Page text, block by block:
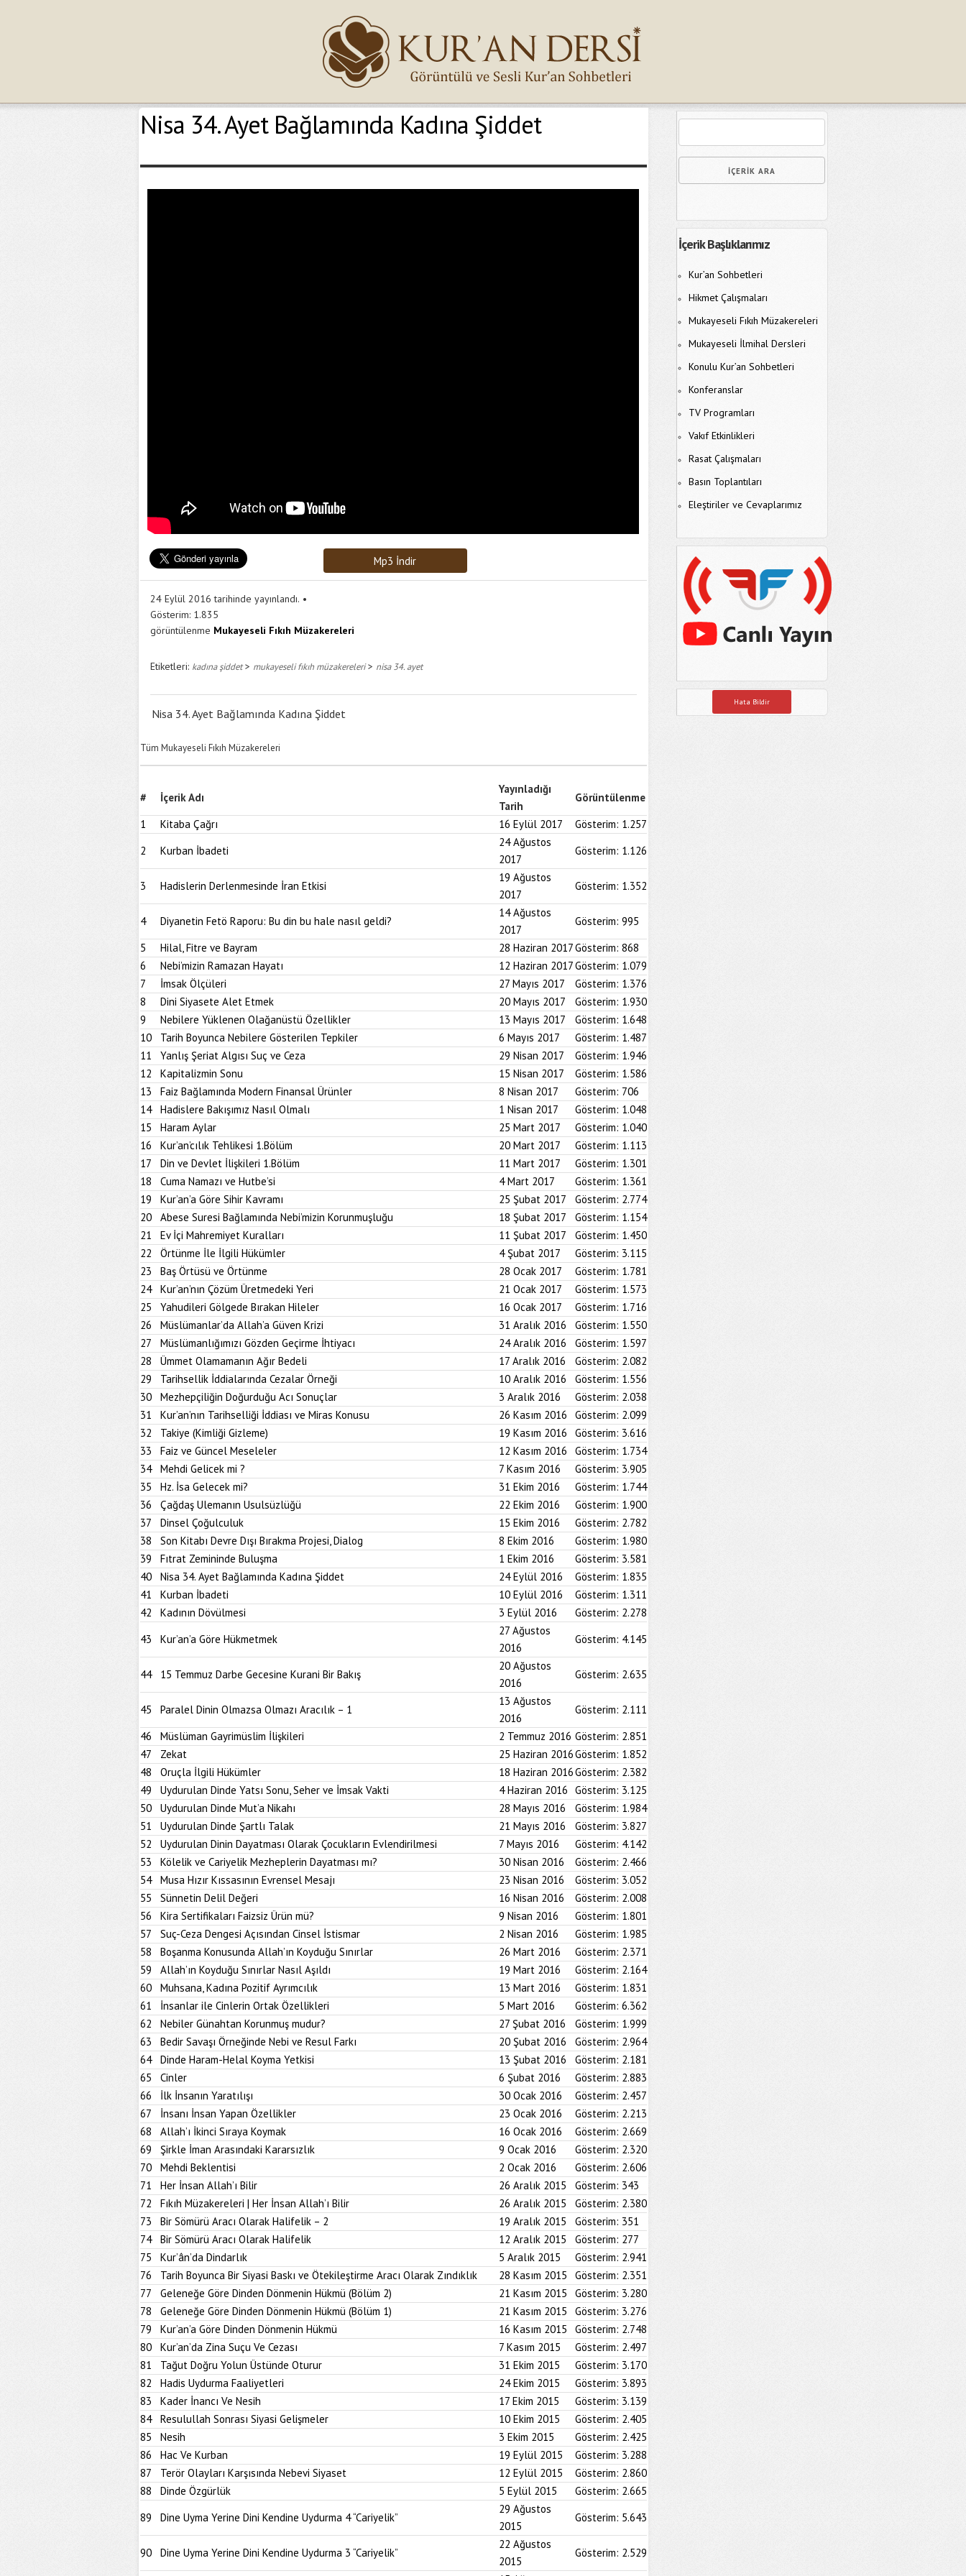
Nisa 34. Ayet Bağlamında Kadına Şiddet
Mp3 İndir
24 Eylül 2016 tarihinde yayınlandı.
Gösterim: 1.835
görüntülenme Mukayeseli Fıkıh Müzakereleri
Etiketleri: kadına şiddet> mukayeseli fıkıh müzakereleri> nisa 34. ayet
Nisa 34. Ayet Bağlamında Kadına Şiddet
Tüm Mukayeseli Fıkıh Müzakereleri
# İçerik Adı
Yayınladığı
Tarih
Görüntülenme
1
Kitaba Çağrı 16 Eylül 2017 Gösterim: 1.257
2
Kurban İbadeti
24 Ağustos
2017
Gösterim: 1.126
3 Hadislerin Derlenmesinde İran Etkisi
19 Ağustos
2017
Gösterim: 1.352
4 Diyanetin Fetö Raporu: Bu din bu hale nasıl geldi?
14 Ağustos
2017
Gösterim: 995
5
Hilal, Fitre ve Bayram 28 Haziran 2017Gösterim: 868
6
Nebi’mizin Ramazan Hayatı 12 Haziran 2017Gösterim: 1.079
7
İmsak Ölçüleri 27 Mayıs 2017 Gösterim: 1.376
8
Dini Siyasete Alet Etmek 20 Mayıs 2017 Gösterim: 1.930
9
Nebilere Yüklenen Olağanüstü Özellikler 13 Mayıs 2017 Gösterim: 1.648
10
Tarih Boyunca Nebilere Gösterilen Tepkiler 6 Mayıs 2017 Gösterim: 1.487
11
Yanlış Şeriat Algısı Suç ve Ceza 29 Nisan 2017 Gösterim: 1.946
12
Kapitalizmin Sonu 15 Nisan 2017 Gösterim: 1.586
13
Faiz Bağlamında Modern Finansal Ürünler 8 Nisan 2017 Gösterim: 706
14
Hadislere Bakışımız Nasıl Olmalı 1 Nisan 2017 Gösterim: 1.048
15
Haram Aylar 25 Mart 2017 Gösterim: 1.040
16
Kur’an’cılık Tehlikesi 1.Bölüm 20 Mart 2017 Gösterim: 1.113
17
Din ve Devlet İlişkileri 1.Bölüm 11 Mart 2017 Gösterim: 1.301
18
Cuma Namazı ve Hutbe’si 4 Mart 2017 Gösterim: 1.361
19
Kur’an’a Göre Sihir Kavramı 25 Şubat 2017 Gösterim: 2.774
20
Abese Suresi Bağlamında Nebi’mizin Korunmuşluğu 18 Şubat 2017 Gösterim: 1.154
21
Ev İçi Mahremiyet Kuralları 11 Şubat 2017 Gösterim: 1.450
22
Örtünme İle İlgili Hükümler 4 Şubat 2017 Gösterim: 3.115
23
Baş Örtüsü ve Örtünme 28 Ocak 2017 Gösterim: 1.781
24
Kur’an’nın Çözüm Üretmedeki Yeri 21 Ocak 2017 Gösterim: 1.573
25
Yahudileri Gölgede Bırakan Hileler 16 Ocak 2017 Gösterim: 1.716
26
Müslümanlar’da Allah’a Güven Krizi 31 Aralık 2016 Gösterim: 1.550
27
Müslümanlığımızı Gözden Geçirme İhtiyacı 24 Aralık 2016 Gösterim: 1.597
28
Ümmet Olamamanın Ağır Bedeli 17 Aralık 2016 Gösterim: 2.082
29
Tarihsellik İddialarında Cezalar Örneği 10 Aralık 2016 Gösterim: 1.556
30
Mezhepçiliğin Doğurduğu Acı Sonuçlar 3 Aralık 2016 Gösterim: 2.038
31
Kur’an’nın Tarihselliği İddiası ve Miras Konusu 26 Kasım 2016 Gösterim: 2.099
32
Takiye (Kimliği Gizleme) 19 Kasım 2016 Gösterim: 3.616
33
Faiz ve Güncel Meseleler 12 Kasım 2016 Gösterim: 1.734
34
Mehdi Gelicek mi ? 7 Kasım 2016 Gösterim: 3.905
35
Hz. İsa Gelecek mi? 31 Ekim 2016 Gösterim: 1.744
36
Çağdaş Ulemanın Usulsüzlüğü 22 Ekim 2016 Gösterim: 1.900
37
Dinsel Çoğulculuk 15 Ekim 2016 Gösterim: 2.782
38
Son Kitabı Devre Dışı Bırakma Projesi, Dialog 8 Ekim 2016 Gösterim: 1.980
39
Fıtrat Zemininde Buluşma 1 Ekim 2016 Gösterim: 3.581
40
Nisa 34. Ayet Bağlamında Kadına Şiddet 24 Eylül 2016 Gösterim: 1.835
41
Kurban İbadeti 10 Eylül 2016 Gösterim: 1.311
42
Kadının Dövülmesi 3 Eylül 2016 Gösterim: 2.278
43
Kur’an’a Göre Hükmetmek
27 Ağustos
2016
Gösterim: 4.145
44 15 Temmuz Darbe Gecesine Kurani Bir Bakış
20 Ağustos
2016
Gösterim: 2.635
45 Paralel Dinin Olmazsa Olmazı Aracılık – 1
13 Ağustos
2016
Gösterim: 2.111
46
Müslüman Gayrimüslim İlişkileri 2 Temmuz 2016 Gösterim: 2.851
47
Zekat 25 Haziran 2016Gösterim: 1.852
48
Oruçla İlgili Hükümler 18 Haziran 2016Gösterim: 2.382
49
Uydurulan Dinde Yatsı Sonu, Seher ve İmsak Vakti 4 Haziran 2016 Gösterim: 3.125
50
Uydurulan Dinde Mut’a Nikahı 28 Mayıs 2016 Gösterim: 1.984
51
Uydurulan Dinde Şartlı Talak 21 Mayıs 2016 Gösterim: 3.827
52
Uydurulan Dinin Dayatması Olarak Çocukların Evlendirilmesi 7 Mayıs 2016 Gösterim: 4.142
53
Kölelik ve Cariyelik Mezheplerin Dayatması mı? 30 Nisan 2016 Gösterim: 2.466
54
Musa Hızır Kıssasının Evrensel Mesajı 23 Nisan 2016 Gösterim: 3.052
55
Sünnetin Delil Değeri 16 Nisan 2016 Gösterim: 2.008
56
Kira Sertifikaları Faizsiz Ürün mü? 9 Nisan 2016 Gösterim: 1.801
57
Suç-Ceza Dengesi Açısından Cinsel İstismar 2 Nisan 2016 Gösterim: 1.985
58
Boşanma Konusunda Allah’ın Koyduğu Sınırlar 26 Mart 2016 Gösterim: 2.371
59
Allah’ın Koyduğu Sınırlar Nasıl Aşıldı 19 Mart 2016 Gösterim: 2.164
60
Muhsana, Kadına Pozitif Ayrımcılık 13 Mart 2016 Gösterim: 1.831
61
İnsanlar ile Cinlerin Ortak Özellikleri 5 Mart 2016 Gösterim: 6.362
62
Nebiler Günahtan Korunmuş mudur? 27 Şubat 2016 Gösterim: 1.999
63
Bedir Savaşı Örneğinde Nebi ve Resul Farkı 20 Şubat 2016 Gösterim: 2.964
64
Dinde Haram-Helal Koyma Yetkisi 13 Şubat 2016 Gösterim: 2.181
65
Cinler 6 Şubat 2016 Gösterim: 2.883
66
İlk İnsanın Yaratılışı 30 Ocak 2016 Gösterim: 2.457
67
İnsanı İnsan Yapan Özellikler 23 Ocak 2016 Gösterim: 2.213
68
Allah’ı İkinci Sıraya Koymak 16 Ocak 2016 Gösterim: 2.669
69
Şirkle İman Arasındaki Kararsızlık 9 Ocak 2016 Gösterim: 2.320
70
Mehdi Beklentisi 2 Ocak 2016 Gösterim: 2.606
71
Her İnsan Allah’ı Bilir 26 Aralık 2015 Gösterim: 343
72
Fıkıh Müzakereleri | Her İnsan Allah’ı Bilir 26 Aralık 2015 Gösterim: 2.380
73
Bir Sömürü Aracı Olarak Halifelik – 2 19 Aralık 2015 Gösterim: 351
74
Bir Sömürü Aracı Olarak Halifelik 12 Aralık 2015 Gösterim: 277
75
Kur’ân’da Dindarlık 5 Aralık 2015 Gösterim: 2.941
76
Tarih Boyunca Bir Siyasi Baskı ve Ötekileştirme Aracı Olarak Zındıklık 28 Kasım 2015 Gösterim: 2.351
77
Geleneğe Göre Dinden Dönmenin Hükmü (Bölüm 2) 21 Kasım 2015 Gösterim: 3.280
78
Geleneğe Göre Dinden Dönmenin Hükmü (Bölüm 1) 21 Kasım 2015 Gösterim: 3.276
79
Kur’an’a Göre Dinden Dönmenin Hükmü 16 Kasım 2015 Gösterim: 2.748
80
Kur’an’da Zina Suçu Ve Cezası 7 Kasım 2015 Gösterim: 2.497
81
Tağut Doğru Yolun Üstünde Oturur 31 Ekim 2015 Gösterim: 3.170
82
Hadis Uydurma Faaliyetleri 24 Ekim 2015 Gösterim: 3.893
83
Kader İnancı Ve Nesih 17 Ekim 2015 Gösterim: 3.139
84
Resulullah Sonrası Siyasi Gelişmeler 10 Ekim 2015 Gösterim: 2.405
85
Nesih 3 Ekim 2015 Gösterim: 2.425
86
Hac Ve Kurban 19 Eylül 2015 Gösterim: 3.288
87
Terör Olayları Karşısında Nebevi Siyaset 12 Eylül 2015 Gösterim: 2.860
88
Dinde Özgürlük 5 Eylül 2015 Gösterim: 2.665
89
Dine Uyma Yerine Dini Kendine Uydurma 4 “Cariyelik”
29 Ağustos
2015
Gösterim: 5.643
90 Dine Uyma Yerine Dini Kendine Uydurma 3 “Cariyelik”
22 Ağustos
2015
Gösterim: 2.529
İçerik Başlıklarımız
Kur’an Sohbetleri
Hikmet Çalışmaları
Mukayeseli Fıkıh Müzakereleri
Mukayeseli İlmihal Dersleri
Konulu Kur’an Sohbetleri
Konferanslar
TV Programları
Vakıf Etkinlikleri
Rasat Çalışmaları
Basın Toplantıları
Eleştiriler ve Cevaplarımız
Hata Bildir